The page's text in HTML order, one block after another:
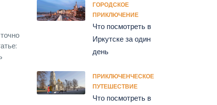
ГОРОДСКОЕ
ПРИКЛЮЧЕНИЕ
Что посмотреть в
Иркутске за один
день
ПРИКЛЮЧЕНЧЕСКОЕ
ПУТЕШЕСТВИЕ
Что посмотреть в